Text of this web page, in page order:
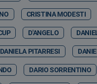
CRISTINA MODESTI
D'ANGELO
DANIELA PITARRESI
DARIO SORRENTINO